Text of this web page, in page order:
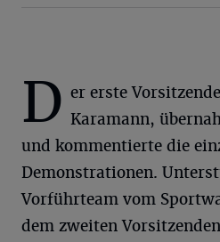
D er erste
Karamann,
und kommentierte die
Demonstrationen.
Vorführteam vom
dem zweiten